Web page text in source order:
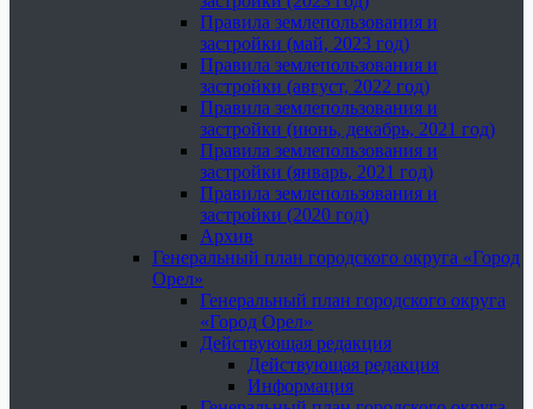
Правила землепользования и
застройки (май, 2023 год)
Правила землепользования и
застройки (август, 2022 год)
Правила землепользования и
застройки (июнь, декабрь, 2021 год)
Правила землепользования и
застройки (январь, 2021 год)
Правила землепользования и
застройки (2020 год)
Архив
Генеральный план городского округа «Город
Орел»
Генеральный план городского округа
«Город Орел»
Действующая редакция
Действующая редакция
Информация